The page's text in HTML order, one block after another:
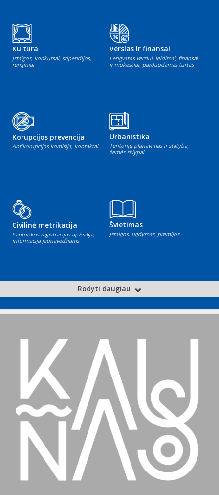
Kultūra
Įstaigos, konkursai, stipendijos,
renginiai
Verslas ir finansai
Lengvatos verslui, leidimai, finansai
ir mokesčiai, parduodamas turtas
Korupcijos prevencija
Antikorupcijos komisija, kontaktai
Urbanistika
Teritorijų planavimas ir statyba,
žemės sklypai
Civilinė metrikacija
Santuokos registracijos apžvalga,
informacija jaunavedžiams
Švietimas
Įstaigos, ugdymas, premijos
Rodyti daugiau